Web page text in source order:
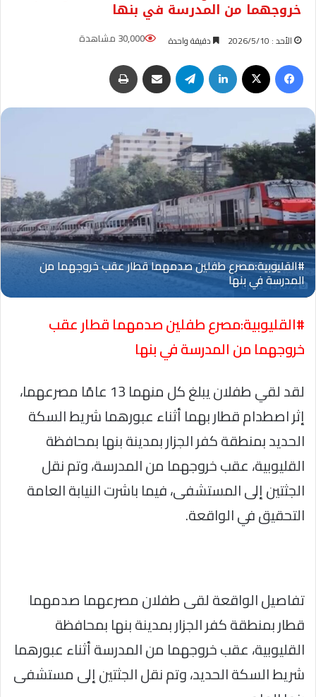
خروجهما من المدرسة في بنها
الأحد : 2026/5/10 دقيقة واحدة
30,000 مشاهدة
فيسبوك
لينكدإن تيلقرام مشاركة عبر البريد
Oplus_131072
#القليوبية:مصرع طفلين صدمهما قطار عقب
خروجهما من المدرسة في بنها
لقد لقي طفلان يبلغ كل منهما 13 عامًا مصرعهما،
إثر اصطدام قطار بهما أثناء عبورهما شريط السكة
الحديد بمنطقة كفر الجزار بمدينة بنها بمحافظة
القليوبية، عقب خروجهما من المدرسة، وتم نقل
الجثتين إلى المستشفى، فيما باشرت النيابة العامة
التحقيق في الواقعة.
تفاصيل الواقعة لقى طفلان مصرعهما صدمهما
قطار بمنطقة كفر الجزار بمدينة بنها بمحافظة
القليوبية، عقب خروجهما من المدرسة أثناء عبورهما
شريط السكة الحديد، وتم نقل الجثتين إلى مستشفى